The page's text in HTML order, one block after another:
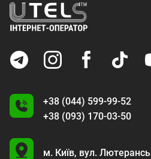
+38 (044) 599-99-52
+38 (093) 170-03-50
U
м. Київ, вул.